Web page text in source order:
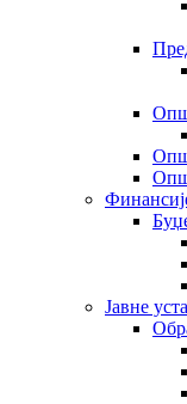
Јавне